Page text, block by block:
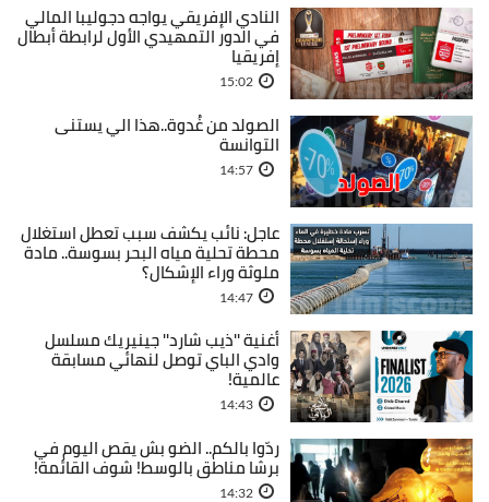
النادي الإفريقي يواجه دجوليبا المالي
في الدور التمهيدي الأول لرابطة أبطال
إفريقيا
15:02
الصولد من غُدوة..هذا الي يستنى
التوانسة
14:57
عاجل: نائب يكشف سبب تعطل استغلال
محطة تحلية مياه البحر بسوسة.. مادة
ملوثة وراء الإشكال؟
14:47
أغنية ''ذيب شارد'' جينيريك مسلسل
وادي الباي توصل لنهائي مسابقة
عالمية!
14:43
ردّوا بالكم.. الضو بش يقص اليوم في
برشا مناطق بالوسط! شوف القائمة!
14:32